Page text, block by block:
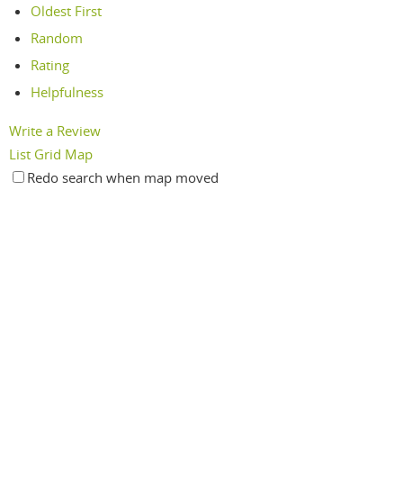
Oldest First
Random
Rating
Helpfulness
Write a Review
List Grid Map
Redo search when map moved